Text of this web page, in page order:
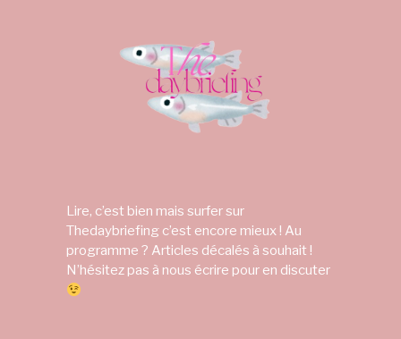
Lire, c’est bien mais surfer sur
Thedaybriefing c’est encore mieux ! Au
programme ? Articles décalés à souhait !
N’hésitez pas à nous écrire pour en discuter